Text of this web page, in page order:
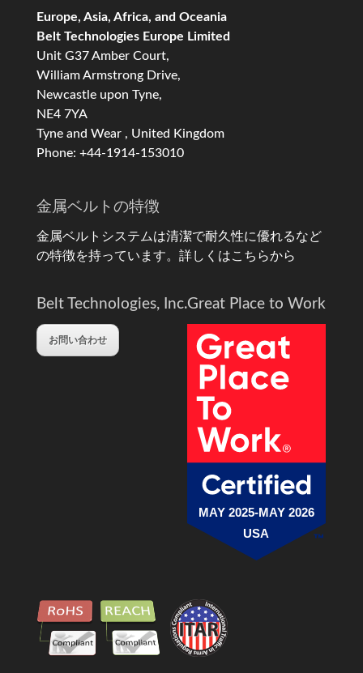
Europe, Asia, Africa, and Oceania
Belt Technologies Europe Limited
Unit G37 Amber Court,
William Armstrong Drive,
Newcastle upon Tyne,
NE4 7YA
Tyne and Wear , United Kingdom
Phone: +44-1914-153010
金属ベルトの特徴
金属ベルトシステムは清潔で耐久性に優れるなど
の特徴を持っています。 詳しくはこちらから
Belt Technologies, Inc.
お問い合わせ
Great Place to Work
MAY 2025-MAY 2026
USA